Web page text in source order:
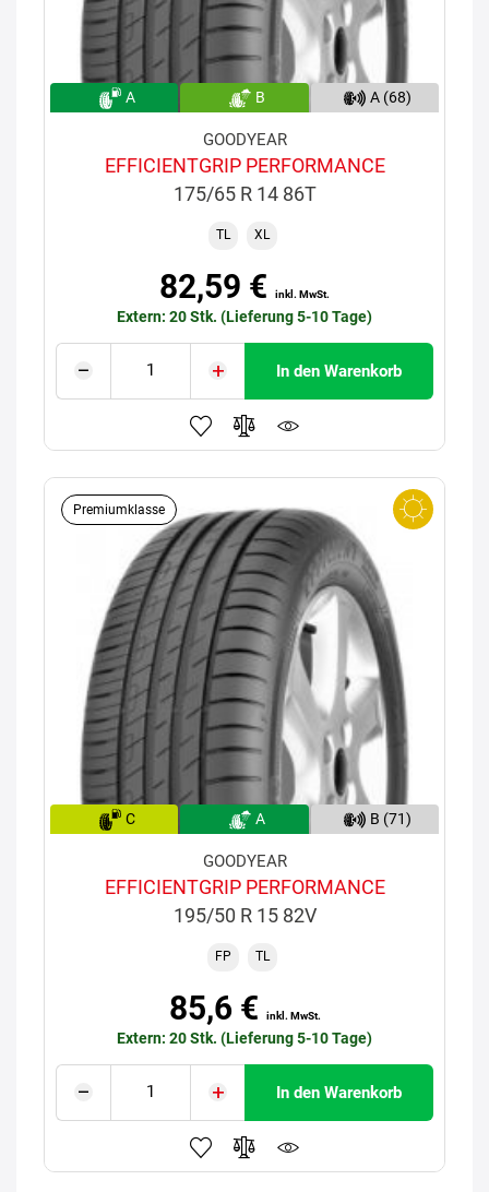
A B A (68)
GOODYEAR
EFFICIENTGRIP PERFORMANCE
175/65 R 14 86T
TL XL
82,59 € inkl. MwSt.
Extern: 20 Stk. (Lieferung 5-10 Tage)
In den Warenkorb
Premiumklasse
C A B (71)
GOODYEAR
EFFICIENTGRIP PERFORMANCE
195/50 R 15 82V
FP TL
85,6 € inkl. MwSt.
Extern: 20 Stk. (Lieferung 5-10 Tage)
In den Warenkorb